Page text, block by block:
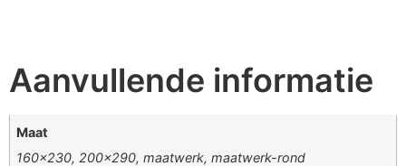
Aanvullende informatie
Maat
160×230, 200×290, maatwerk, maatwerk-rond